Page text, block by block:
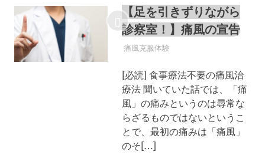
【足を引きずりながら
診察室！】痛風の宣告
痛風
痛風克服体験
[必読] 食事療法不要の痛風治
療法 聞いていた話では、「痛
風」の痛みというのは尋常な
らざるものではないというこ
とで、最初の痛みは「痛風」
のそ[…]